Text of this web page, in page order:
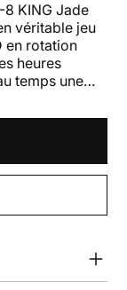
8 KING Jade
véritable jeu
en rotation
heures
temps une